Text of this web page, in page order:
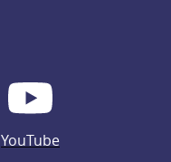
YouTube